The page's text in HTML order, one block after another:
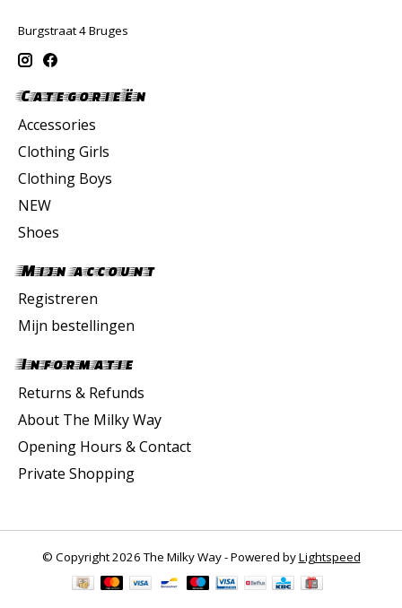
Burgstraat 4 Bruges
Categorieën
Accessories
Clothing Girls
Clothing Boys
NEW
Shoes
Mijn account
Registreren
Mijn bestellingen
Informatie
Returns & Refunds
About The Milky Way
Opening Hours & Contact
Private Shopping
© Copyright 2026 The Milky Way - Powered byLightspeed